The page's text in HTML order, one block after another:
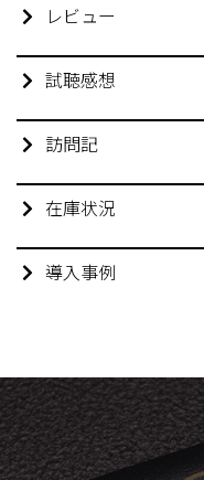
レビュー
試聴感想
訪問記
在庫状況
導入事例